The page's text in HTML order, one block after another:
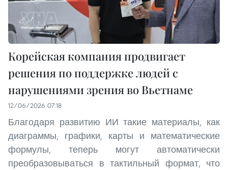
Корейская компания продвигает
решения по поддержке людей с
нарушениями зрения во Вьетнаме
12/06/2026 07:18
Благодаря развитию ИИ такие материалы, как
диаграммы, графики, карты и математические
формулы, теперь могут автоматически
преобразовываться в тактильный формат, что